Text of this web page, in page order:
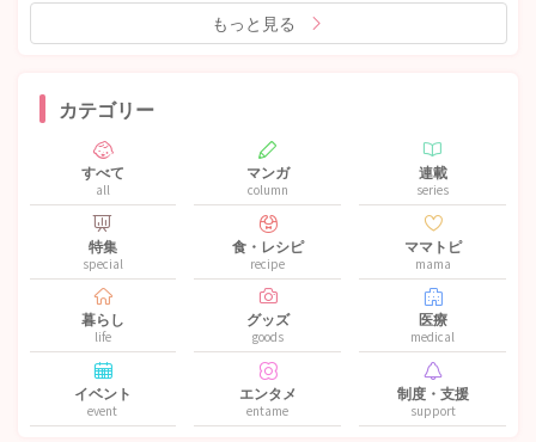
もっと見る
カテゴリー
すべて
all
マンガ
column
連載
series
特集
special
食・レシピ
recipe
ママトピ
mama
暮らし
life
グッズ
goods
医療
medical
イベント
event
エンタメ
entame
制度・支援
support